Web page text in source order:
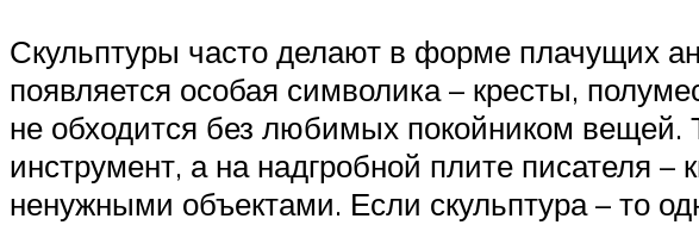
Скульптуры часто делают в форме плачущих
появляется особая символика – кресты,
не обходится без любимых покойником вещей.
инструмент, а на надгробной плите писателя
ненужными объектами. Если скульптура – то